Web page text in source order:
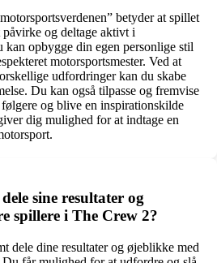
betyder at spillet
og deltage aktivt i
kan opbygge din egen personlige stil
motorsportsmester. Ved at
udfordringer kan du skabe
Du kan også tilpasse og fremvise
og blive en inspirationskilde
dig mulighed for at indtage en
sine resultater og
spillere i The Crew 2?
dele dine resultater og øjeblikke med